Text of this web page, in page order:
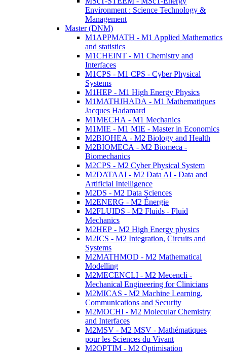
Environment : Science Technology &
Management
Master (DNM)
M1APPMATH - M1 Applied Mathematics
and statistics
M1CHEINT - M1 Chemistry and
Interfaces
M1CPS - M1 CPS - Cyber Physical
Systems
M1HEP - M1 High Energy Physics
M1MATHJHADA - M1 Mathematiques
Jacques Hadamard
M1MECHA - M1 Mechanics
M1MIE - M1 MIE - Master in Economics
M2BIOHEA - M2 Biology and Health
M2BIOMECA - M2 Biomeca -
Biomechanics
M2CPS - M2 Cyber Physical System
M2DATAAI - M2 Data AI - Data and
Artificial Intelligence
M2DS - M2 Data Sciences
M2ENERG - M2 Énergie
M2FLUIDS - M2 Fluids - Fluid
Mechanics
M2HEP - M2 High Energy physics
M2ICS - M2 Integration, Circuits and
Systems
M2MATHMOD - M2 Mathematical
Modelling
M2MECENCLI - M2 Mecencli -
Mechanical Engineering for Clinicians
M2MICAS - M2 Machine Learning,
Communications and Security
M2MOCHI - M2 Molecular Chemistry
and Interfaces
M2MSV - M2 MSV - Mathématiques
pour les Sciences du Vivant
M2OPTIM - M2 Optimisation